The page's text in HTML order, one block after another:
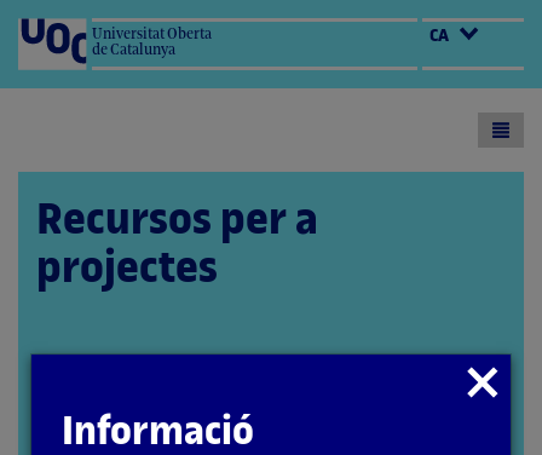
Universitat Oberta
de Catalunya
CA
Recursos per a
projectes
PID_00251156
Tancar
modal
Informació